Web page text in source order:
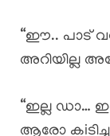
“ഈ.. പാട്
അറിയില്ല
“ഇല്ല ഡാ…
ആരോ